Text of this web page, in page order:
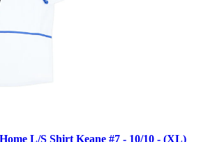
L/S Shirt Keane #7 - 10/10 - (XL)